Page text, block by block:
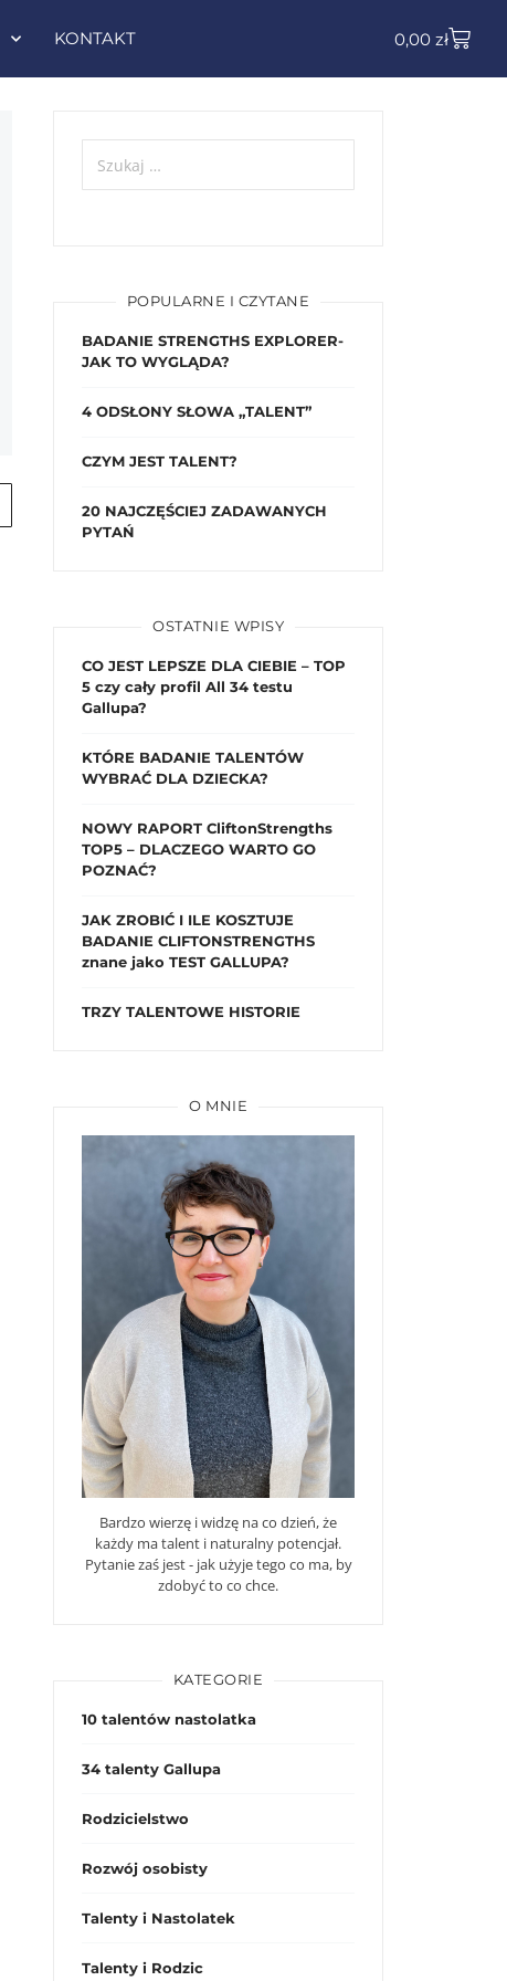
KONTAKT 0,00zł
POPULARNE I CZYTANE
BADANIE STRENGTHS EXPLORER-
JAK TO WYGLĄDA?
4 ODSŁONY SŁOWA „TALENT”
CZYM JEST TALENT?
20 NAJCZĘŚCIEJ ZADAWANYCH
PYTAŃ
OSTATNIE WPISY
CO JEST LEPSZE DLA CIEBIE – TOP
5 czy cały profil All 34 testu
Gallupa?
KTÓRE BADANIE TALENTÓW
WYBRAĆ DLA DZIECKA?
NOWY RAPORT CliftonStrengths
TOP5 – DLACZEGO WARTO GO
POZNAĆ?
JAK ZROBIĆ I ILE KOSZTUJE
BADANIE CLIFTONSTRENGTHS
znane jako TEST GALLUPA?
TRZY TALENTOWE HISTORIE
O MNIE
Bardzo wierzę i widzę na co dzień, że
każdy ma talent i naturalny potencjał.
Pytanie zaś jest - jak użyje tego co ma, by
zdobyć to co chce.
KATEGORIE
10 talentów nastolatka
34 talenty Gallupa
Rodzicielstwo
Rozwój osobisty
Talenty i Nastolatek
Talenty i Rodzic